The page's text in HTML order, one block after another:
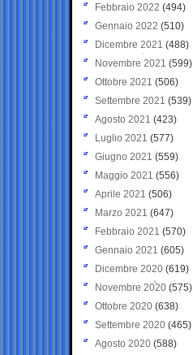
Febbraio 2022 (494)
Gennaio 2022 (510)
Dicembre 2021 (488)
Novembre 2021 (599)
Ottobre 2021 (506)
Settembre 2021 (539)
Agosto 2021 (423)
Luglio 2021 (577)
Giugno 2021(559)
Maggio 2021 (556)
Aprile 2021 (506)
Marzo 2021 (647)
Febbraio 2021 (570)
Gennaio 2021 (605)
Dicembre 2020 (619)
Novembre 2020 (575)
Ottobre 2020 (638)
Settembre 2020(465)
Agosto 2020 (588)